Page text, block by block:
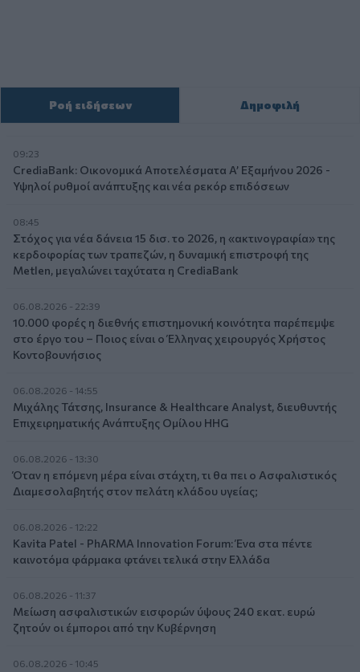
Ροή ειδήσεων Δημοφιλή
09:23
CrediaBank: Οικονομικά Αποτελέσματα A’ Εξαμήνου 2026 -
Υψηλοί ρυθμοί ανάπτυξης και νέα ρεκόρ επιδόσεων
08:45
Στόχος για νέα δάνεια 15 δισ. το 2026, η «ακτινογραφία» της
κερδοφορίας των τραπεζών, η δυναμική επιστροφή της
Metlen, μεγαλώνει ταχύτατα η CrediaBank
06.08.2026 - 22:39
10.000 φορές η διεθνής επιστημονική κοινότητα παρέπεμψε
στο έργο του – Ποιος είναι ο Έλληνας χειρουργός Χρήστος
Κοντοβουνήσιος
06.08.2026 - 14:55
Μιχάλης Τάτσης, Insurance & Healthcare Analyst, διευθυντής
Επιχειρηματικής Ανάπτυξης Ομίλου HHG
06.08.2026 - 13:30
Όταν η επόμενη μέρα είναι στάχτη, τι θα πει ο Ασφαλιστικός
Διαμεσολαβητής στον πελάτη κλάδου υγείας;
06.08.2026 - 12:22
Kavita Patel - PhARMA Innovation Forum: Ένα στα πέντε
καινοτόμα φάρμακα φτάνει τελικά στην Ελλάδα
06.08.2026 - 11:37
Μείωση ασφαλιστικών εισφορών ύψους 240 εκατ. ευρώ
ζητούν οι έμποροι από την Κυβέρνηση
06.08.2026 - 10:45